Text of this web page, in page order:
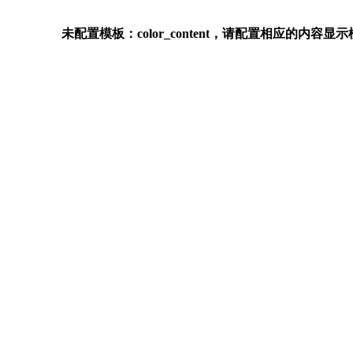
未配置模板：color_content，请配置相应的内容显示